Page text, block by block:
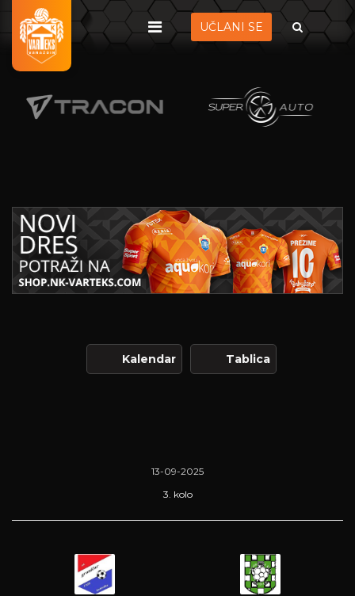
UČLANI SE
Kalendar Tablica
13-09-2025
3. kolo